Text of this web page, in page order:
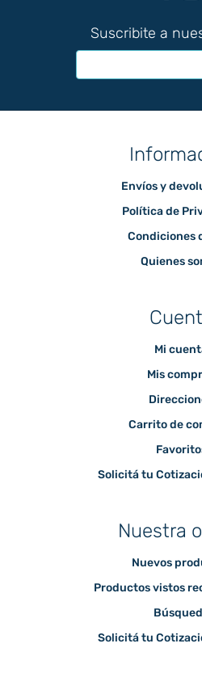
Suscribite a
Envíos y
Política de
Condiciones
Quienes
Mi
Mis
Carrito de
Solicitá tu
Nuestra
Nuevos
Productos vistos
Solicitá tu